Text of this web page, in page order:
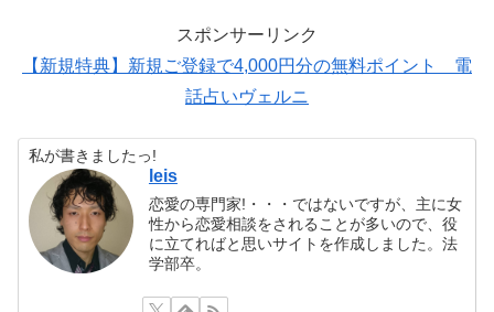
スポンサーリンク
【新規特典】新規ご登録で4,000円分の無料ポイント 電
話占いヴェルニ
私が書きましたっ!
leis
恋愛の専門家!・・・ではないですが、主に女
性から恋愛相談をされることが多いので、役
に立てればと思いサイトを作成しました。法
学部卒。